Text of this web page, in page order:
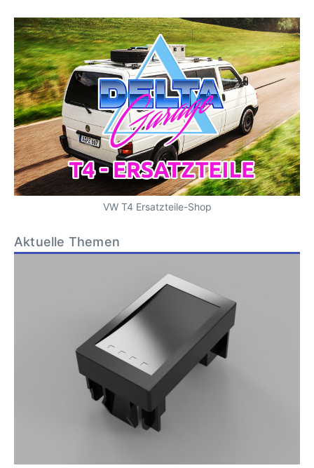
VW T4 Ersatzteile-Shop
Aktuelle Themen